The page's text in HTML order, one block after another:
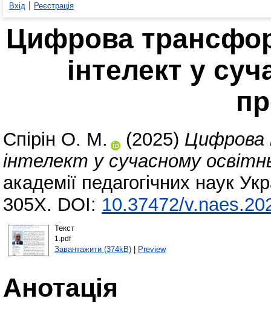
Вхід Реєстрація
Цифрова
інтелект у
Спірін О. М. (2025) Цифрова
інтелект у сучасному
академії педагогічних наук
305X. DOI: 10.37472/
Текст
1.pdf
Завантажити (374kB)| Preview
Анотація